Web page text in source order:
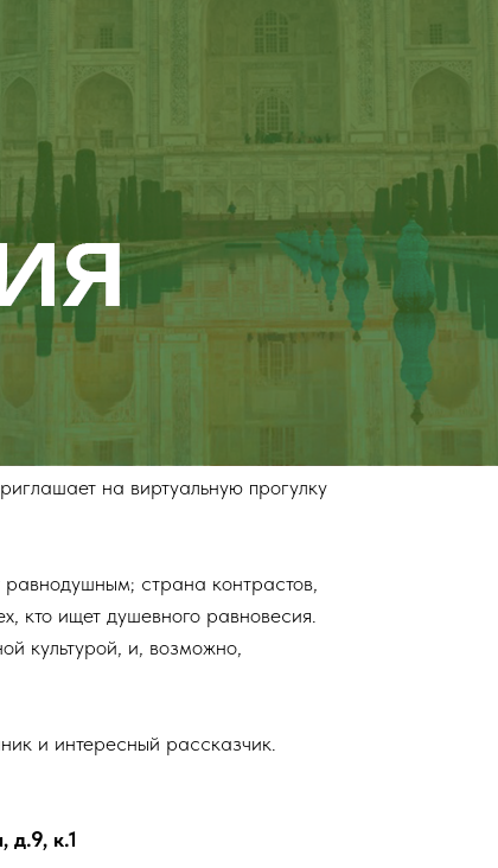
на виртуальную прогулку
страна контрастов,
кто ищет душевного равновесия.
культурой, и, возможно,
и интересный рассказчик.
к.1